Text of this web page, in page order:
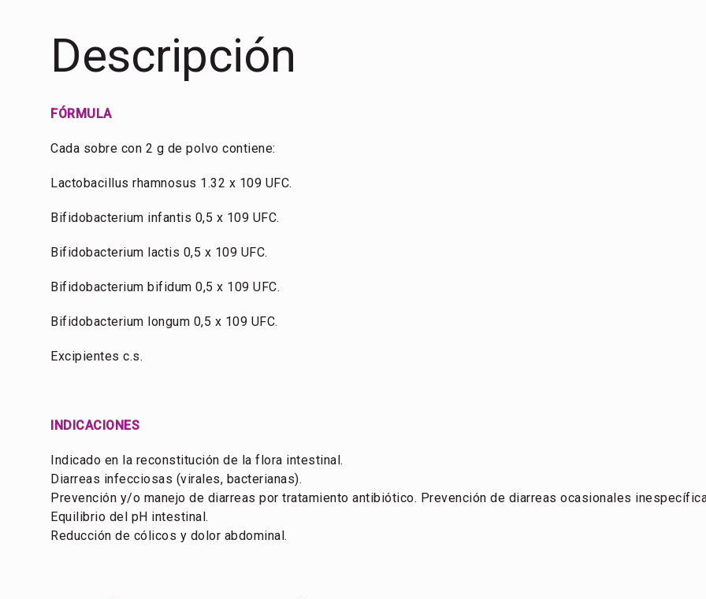
Descripción
FÓRMULA
Cada sobre con 2 g de polvo contiene:
Lactobacillus rhamnosus 1.32 x 109 UFC.
Bifidobacterium infantis 0,5 x 109 UFC.
Bifidobacterium lactis 0,5 x 109 UFC.
Bifidobacterium bifidum 0,5 x 109 UFC.
Bifidobacterium longum 0,5 x 109 UFC.
Excipientes c.s.
INDICACIONES
Indicado en la reconstitución de la flora intestinal.
Diarreas infecciosas (virales, bacterianas).
Prevención y/o manejo de diarreas por tratamiento antibiótico. Prevención de diarreas ocasionales
Equilibrio del pH intestinal.
Reducción de cólicos y dolor abdominal.